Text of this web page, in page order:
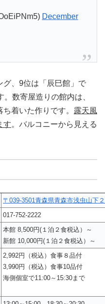
December
グ、9位は「辰巳館」で
数寄屋造りの館内は、
着いた作りです。 露天風
す。バルコニーから見える
〒039-3501青森県青森市浅虫山下
017-752-2222
本館 8,500円(１泊２食税込）～
新館 10,000円(１泊２食税込）～
2,992円（税込）食事８品付
3,990円（税込）食事10品付
海側個室で11:00～15:30まで